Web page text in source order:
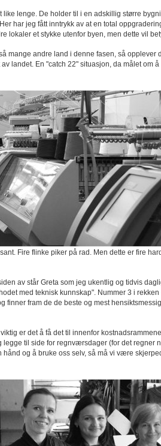
lenge. De holder til i en adskillig større
har jeg fått inntrykk av at en total
lokaler et stykke utenfor byen, men dette vil
mange andre land i denne fasen, så
landet. En "catch 22" situasjon, da målet
Fire flinke piker på rad. Men dette er fire
av står Greta som jeg ukentlig og tidvis
med teknisk kunnskap". Nummer 3 i
finner fram de de beste og mest
er det å få det til innenfor
legge til side for regnværsdager (for det
og å bruke oss selv, så må vi være